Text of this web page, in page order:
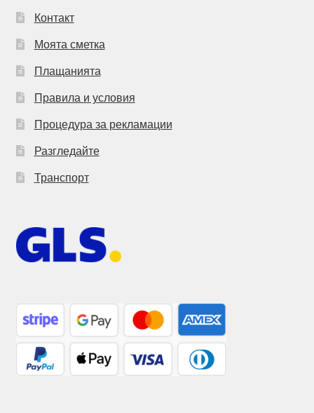
Контакт
Моята сметка
Плащанията
Правила и условия
Процедура за рекламации
Разгледайте
Транспорт